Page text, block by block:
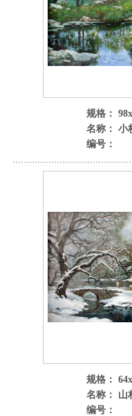
规格：
名称： 小
编号：
规格：
名称： 山
编号：